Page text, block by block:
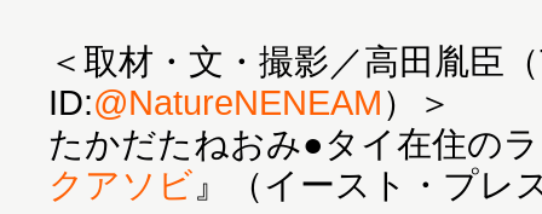
＜取材・文・撮影／高田胤臣
ID:@NatureNENEAM）＞
たかだたねおみ●タイ在住の
クアソビ 』（イースト・プレ